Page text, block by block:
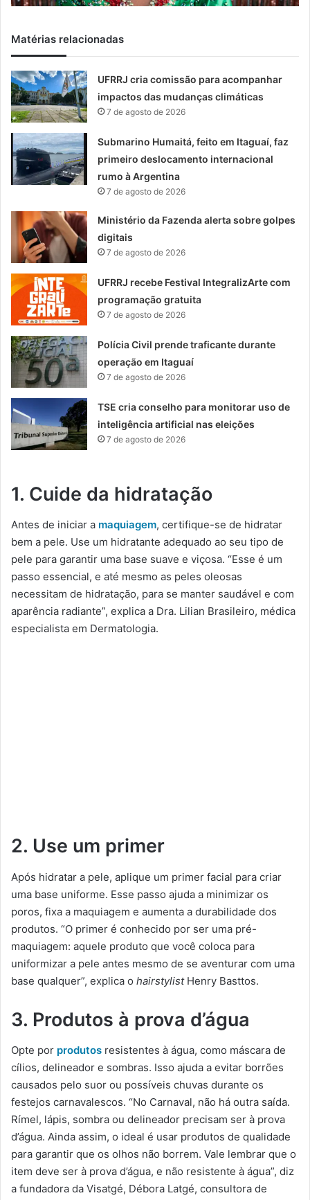
Matérias relacionadas
UFRRJ cria comissão para acompanhar
impactos das mudanças climáticas
7 de agosto de 2026
Submarino Humaitá, feito em Itaguaí, faz
primeiro deslocamento internacional
rumo à Argentina
7 de agosto de 2026
Ministério da Fazenda alerta sobre golpes
digitais
7 de agosto de 2026
UFRRJ recebe Festival IntegralizArte com
programação gratuita
7 de agosto de 2026
Polícia Civil prende traficante durante
operação em Itaguaí
7 de agosto de 2026
TSE cria conselho para monitorar uso de
inteligência artificial nas eleições
7 de agosto de 2026
1. Cuide da hidratação
Antes de iniciar a maquiagem, certifique-se de hidratar
bem a pele. Use um hidratante adequado ao seu tipo de
pele para garantir uma base suave e viçosa. “Esse é um
passo essencial, e até mesmo as peles oleosas
necessitam de hidratação, para se manter saudável e com
aparência radiante”, explica a Dra. Lilian Brasileiro, médica
especialista em Dermatologia.
2. Use um primer
Após hidratar a pele, aplique um primer facial para criar
uma base uniforme. Esse passo ajuda a minimizar os
poros, fixa a maquiagem e aumenta a durabilidade dos
produtos. “O primer é conhecido por ser uma pré-
maquiagem: aquele produto que você coloca para
uniformizar a pele antes mesmo de se aventurar com uma
base qualquer”, explica o hairstylist Henry Basttos.
3. Produtos à prova d’água
Opte por produtos resistentes à água, como máscara de
cílios, delineador e sombras. Isso ajuda a evitar borrões
causados pelo suor ou possíveis chuvas durante os
festejos carnavalescos. “No Carnaval, não há outra saída.
Rímel, lápis, sombra ou delineador precisam ser à prova
d’água. Ainda assim, o ideal é usar produtos de qualidade
para garantir que os olhos não borrem. Vale lembrar que o
item deve ser à prova d’água, e não resistente à água”, diz
a fundadora da Visatgé, Débora Latgé, consultora de